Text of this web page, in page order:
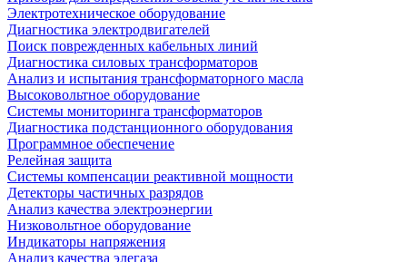
Электротехническое оборудование
Диагностика электродвигателей
Поиск поврежденных кабельных линий
Диагностика силовых трансформаторов
Анализ и испытания трансформаторного масла
Высоковольтное оборудование
Системы мониторинга трансформаторов
Диагностика подстанционного оборудования
Программное обеспечение
Релейная защита
Системы компенсации реактивной мощности
Детекторы частичных разрядов
Анализ качества электроэнергии
Низковольтное оборудование
Индикаторы напряжения
Анализ качества элегаза